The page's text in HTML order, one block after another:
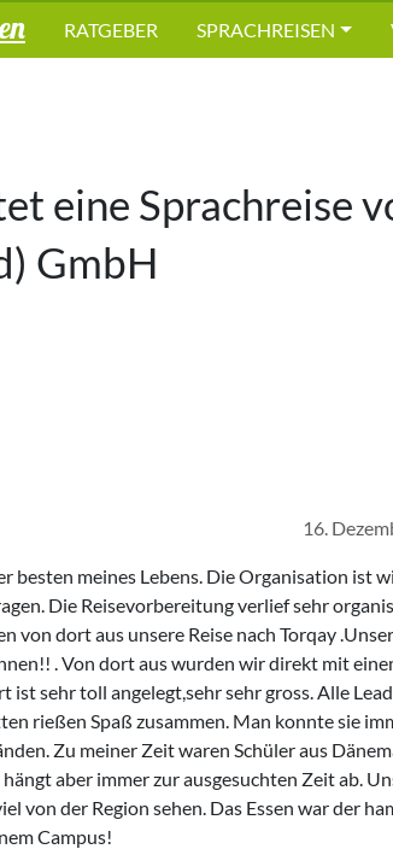
RATGEBER SPRACHREISEN
eine Sprachreise
GmbH
16.
besten meines Lebens. Die Organisation ist
Die Reisevorbereitung verlief sehr
von dort aus unsere Reise nach Torqay
. Von dort aus wurden wir direkt mit
ist sehr toll angelegt,sehr sehr gross. Alle
rießen Spaß zusammen. Man konnte sie
Zu meiner Zeit waren Schüler aus
aber immer zur ausgesuchten Zeit ab.
der Region sehen. Das Essen war der
Campus!